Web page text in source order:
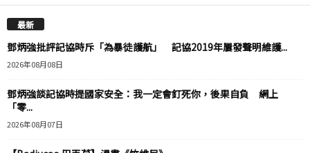
最新
鄧炳強批評記協時斥「為暴徒護航」 記協2019年屢發聲明維護...
2026年08月08日
鄧炳強談記協時提國家安全：我一定會釘死你，後果自負 網上
「零...
2026年08月07日